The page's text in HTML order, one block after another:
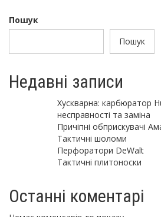
Пошук
Пошук
Недавні записи
Хускварна: карбюратор
несправності та заміна
Причіпні обприскувачі
Тактичні шоломи
Перфоратори DeWalt
Тактичні плитоноски
Останні коментарі